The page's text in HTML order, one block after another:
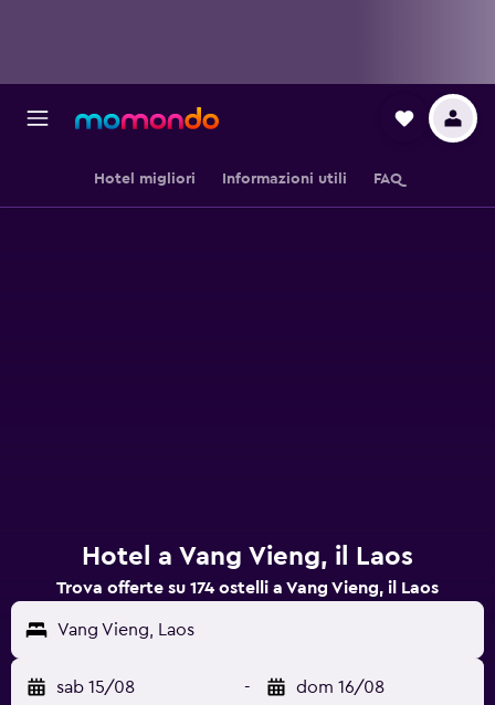
Hotel migliori Informazioni utili FAQ
Hotel a Vang Vieng, il Laos
Trova offerte su 174 ostelli a Vang Vieng, il Laos
Vang Vieng, Laos
sab 15/08 - dom 16/08